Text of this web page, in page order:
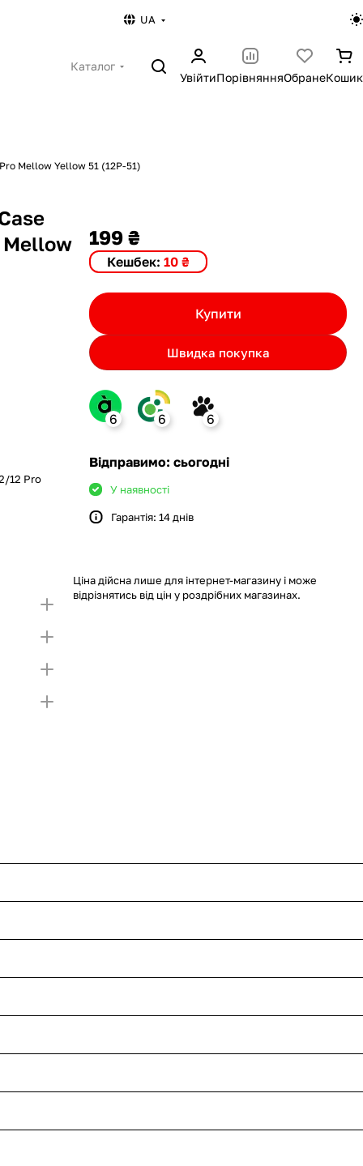
UA
Каталог
УвійтиПорівнянняОбранеКошик
Mellow Yellow 51 (12P-51)
Mellow
12 Pro
199 ₴
Кешбек: 10 ₴
Купити
Швидка покупка
6 6 6
першої частини платежу та Першого
Відправимо: сьогодні
У наявності
Гарантія: 14 днів
Ціна дійсна лише для інтернет-магазину і може
відрізнятись від цін у роздрібних магазинах.